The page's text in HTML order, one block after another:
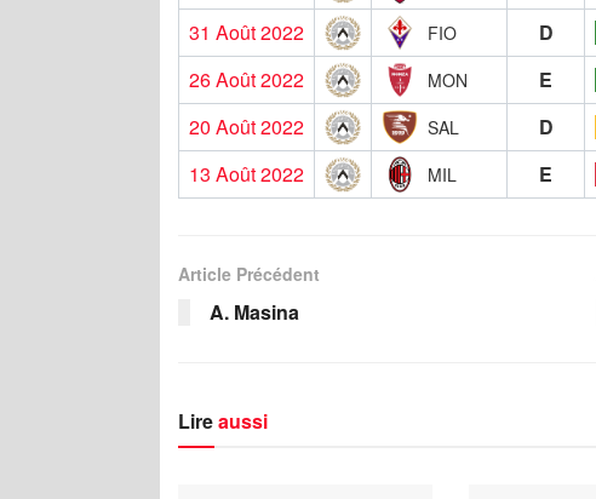
31 Août 2022
FIO D
26 Août 2022
MON E
20 Août 2022
SAL D
13 Août 2022
MIL E
Article Précédent
A. Masina
Lireaussi